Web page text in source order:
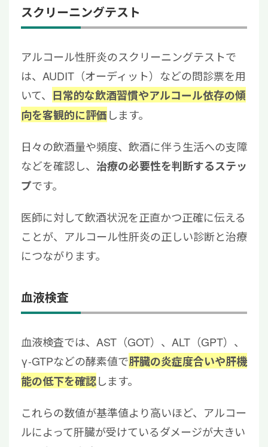
スクリーニングテスト
アルコール性肝炎のスクリーニングテストで
は、AUDIT（オーディット）などの問診票を用
いて、 日常的な飲酒習慣やアルコール依存の傾
向を客観的に評価します。
日々の飲酒量や頻度、飲酒に伴う生活への支障
などを確認し、 治療の必要性を判断するステッ
プです。
医師に対して飲酒状況を正直かつ正確に伝える
ことが、アルコール性肝炎の正しい診断と治療
につながります。
血液検査
血液検査では、AST（GOT）、ALT（GPT）、
γ-GTPなどの酵素値で肝臓の炎症度合いや肝機
能の低下を確認します。
これらの数値が基準値より高いほど、アルコー
ルによって肝臓が受けているダメージが大きい